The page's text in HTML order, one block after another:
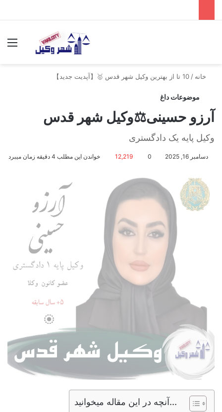
خانه / 10 تا از بهترین وکیل شهر قدس 🥇【آپدیت جدید】
موضوعات داغ
آرزو حسینی⚖️وکیل شهر قدس
وکیل پایه یک دادگستری
دسامبر 16, 2025 0
12,219 خواندن این مطلب 4 دقیقه زمان میبرد
آنچه در این مقاله میخوانید...